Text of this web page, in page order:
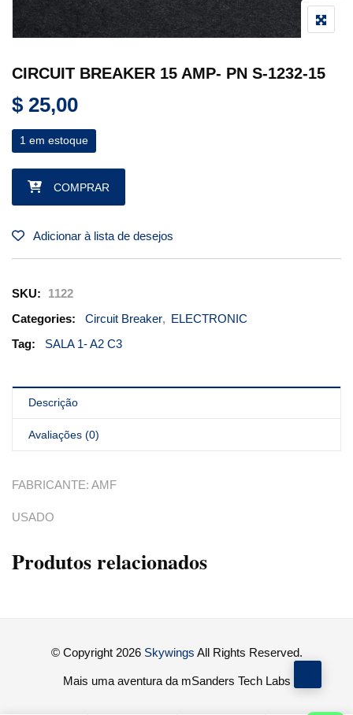
CIRCUIT BREAKER 15 AMP- PN S-1232-15
$ 25,00
1 em estoque
CIRCUIT BREAKER 15 AMP- PN S-1232-15 quantidade
COMPRAR
Adicionar à lista de desejos
SKU:
1122
Categories:
Circuit Breaker, ELECTRONIC
Tag:
SALA 1- A2 C3
Descrição
Avaliações (0)
FABRICANTE: AMF
USADO
Produtos relacionados
© Copyright 2026 Skywings All Rights Reserved.
Mais uma aventura da mSanders Tech Labs